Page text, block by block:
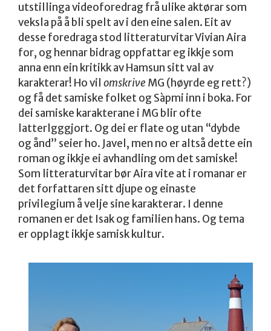
utstillinga videoforedrag frå ulike aktørar som
veksla på å bli spelt av i den eine salen. Eit av
desse foredraga stod litteraturvitar Vivian Aira
for, og hennar bidrag oppfattar eg ikkje som
anna enn ein kritikk av Hamsun sitt val av
karakterar! Ho vil omskrive MG (høyrde eg rett?)
og få det samiske folket og Sàpmi inn i boka. For
dei samiske karakterane i MG blir ofte
latterlgggjort. Og dei er flate og utan “dybde
og ånd” seier ho. Javel, men no er altså dette ein
roman og ikkje ei avhandling om det samiske!
Som litteraturvitar bør Aira vite at i romanar er
det forfattaren sitt djupe og einaste
privilegium å velje sine karakterar. I denne
romanen er det Isak og familien hans. Og tema
er opplagt ikkje samisk kultur.